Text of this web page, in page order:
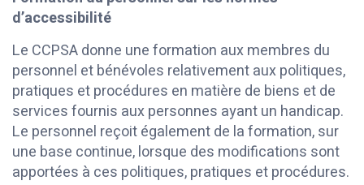
d’accessibilité
Le CCPSA donne une formation aux membres du
personnel et bénévoles relativement aux politiques,
pratiques et procédures en matière de biens et de
services fournis aux personnes ayant un handicap.
Le personnel reçoit également de la formation, sur
une base continue, lorsque des modifications sont
apportées à ces politiques, pratiques et procédures.